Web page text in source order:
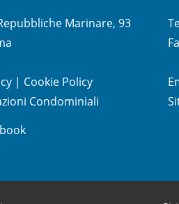
Marinare, 93
| Cookie Policy
Condominiali